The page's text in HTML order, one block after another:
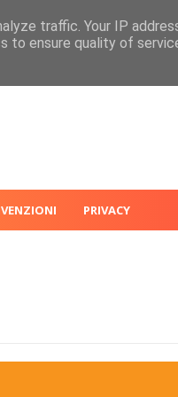
PRIVACY
traffic. Your IP
to ensure quality of